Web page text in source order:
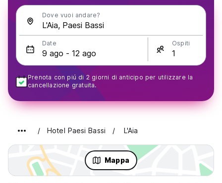
Dove vuoi andare?
Date Ospiti
Prenota con piú di 2 giorni di anticipo per utilizzare la
cancellazione gratuita.
Hotel Paesi Bassi L'Aia
Mappa